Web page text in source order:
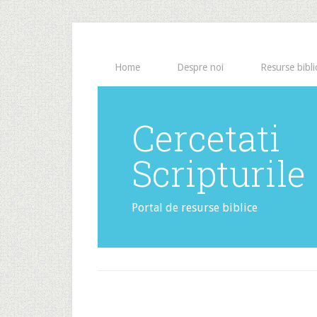
Home Despre noi Resurse
Cercetati
Scripturile
Portal de resurse biblice